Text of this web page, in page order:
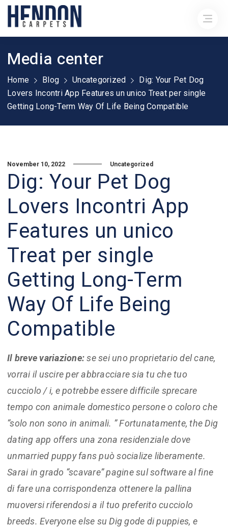
Media center
Home Blog Uncategorized
Dig: Your Pet Dog
Lovers Incontri App Features un unico Treat per single
Getting Long-Term Way Of Life Being Compatible
November 10, 2022 Uncategorized
Dig: Your Pet Dog
Lovers Incontri App
Features un unico
Treat per single
Getting Long-Term
Way Of Life Being
Compatible
Il breve variazione:se sei uno proprietario del cane,
vorrai il uscire per abbracciare sia tu che tuo
cucciolo / i, e potrebbe essere difficile sprecare
tempo con animale domestico persone o coloro che
“solo non sono in animali. ” Fortunatamente, the Dig
dating app offers una zona residenziale dove
unmarried puppy fans può socialize liberamente.
Sarai in grado “scavare” pagine sul software al fine
di fare una corrispondenza ottenere la pallina
muoversi riferendosi a il tuo preferito cucciolo
breeds. Everyone else su Dig gode di puppies, e